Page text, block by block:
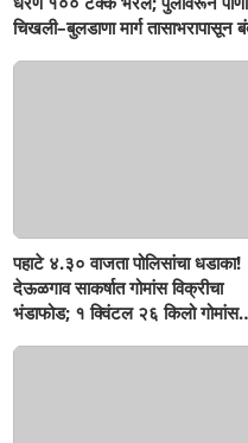
चिखली–बुलडाणा मार्ग तासाभरापासून
पहाटे ४.३० वाजता पोलिसांचा धडाका!
देऊळगाव साकर्षात गोमांस विक्रीचा
भंडाफोड; १ क्विंटल २६ किलो गोमांस